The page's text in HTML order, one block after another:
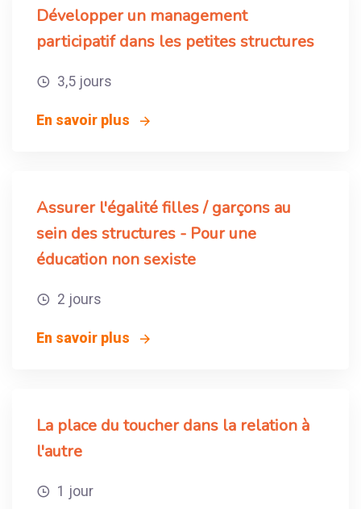
Développer un management
participatif dans les petites structures
3,5 jours
En savoir plus
Assurer l'égalité filles / garçons au
sein des structures - Pour une
éducation non sexiste
2 jours
En savoir plus
La place du toucher dans la relation à
l'autre
1 jour